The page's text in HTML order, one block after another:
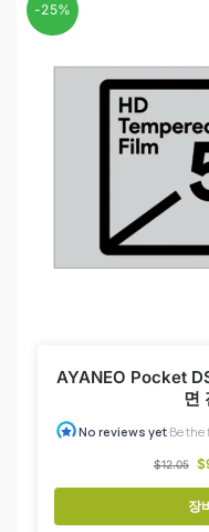
-25%
AYANEO Pocket
면
$12.05 $
장